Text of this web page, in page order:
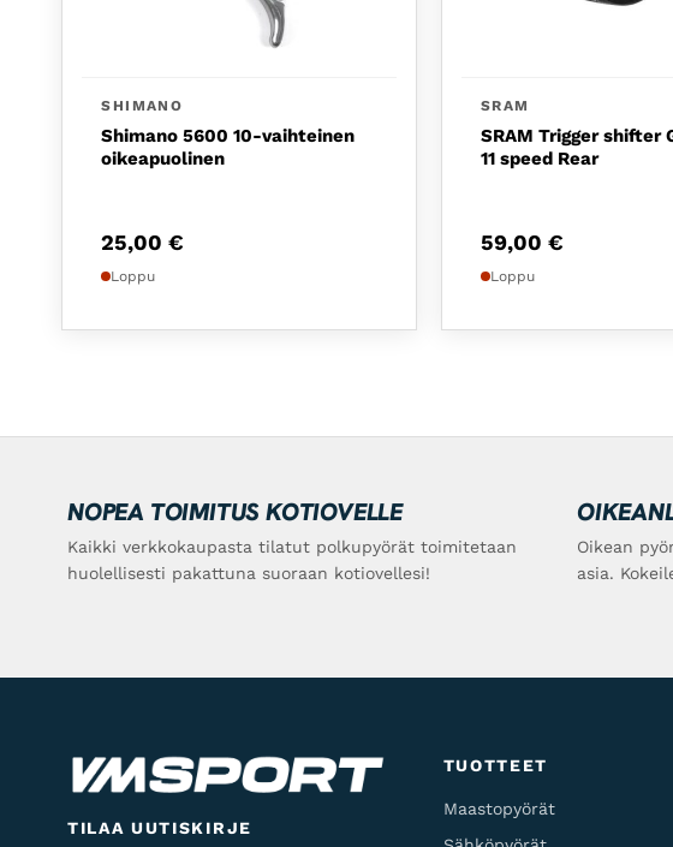
SHIMANO
Shimano 5600 10-vaihteinen
oikeapuolinen
25,00€
Loppu
SRAM
SRAM Trigger shifter
11 speed Rear
59,00 €
Loppu
NOPEA TOIMITUS KOTIOVELLE
Kaikki verkkokaupasta tilatut polkupyörät toimitetaan
huolellisesti pakattuna suoraan kotiovellesi!
Oikean
asia.
TILAA UUTISKIRJE
TUOTTEET
Maastopyörät